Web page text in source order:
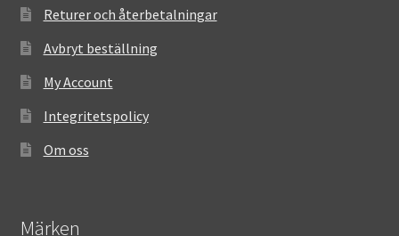
Returer och återbetalningar
Avbryt beställning
My Account
Integritetspolicy
Om oss
Märken